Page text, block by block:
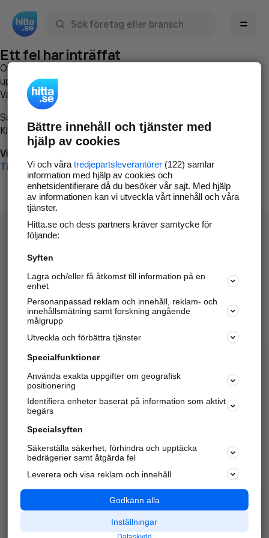
Ett fel har inträffat
Om du vill kan du
uppstod så att vi lättare och snabbare kan avhjälpa det.
Vänligen försök med följande:
Surfa till
Klicka påTillbaka-knappen i webbläsaren och försök igen
Vi beklagar besväret!
Till startsidan
Hitta.se - Gratis nummerupplysning.
Sök företag, personer och platser.
Hitta telefonnummer, adresser, företagsinfo mm.
Marknadsför företaget
Kom igång och annonsera mot
samarbetspartners nära dig.
Alla kategorier
Populära sökningar
API & Kartor
Annonsera
Integritet
Nödnummer
Bättre innehåll och tjänster med
hjälp av cookies
Vi och våra tredjepartsleverantörer(122) samlar
information med hjälp av cookies och
enhetsidentifierare då du besöker vår sajt. Med hjälp
av informationen kan vi utveckla vårt innehåll och våra
tjänster.
Hitta.se och dess partners kräver samtycke för
följande:
Syften
Lagra och/eller få åtkomst till information på en
enhet
Personanpassad reklam och innehåll, reklam- och
innehållsmätning samt forskning angående
målgrupp
Utveckla och förbättra tjänster
Specialfunktioner
Använda exakta uppgifter om geografisk
positionering
Identifiera enheter baserat på information som aktivt
begärs
Specialsyften
Säkerställa säkerhet, förhindra och upptäcka
bedrägerier samt åtgärda fel
Leverera och visa reklam och innehåll
Godkänn alla
Inställningar
Dataskydd